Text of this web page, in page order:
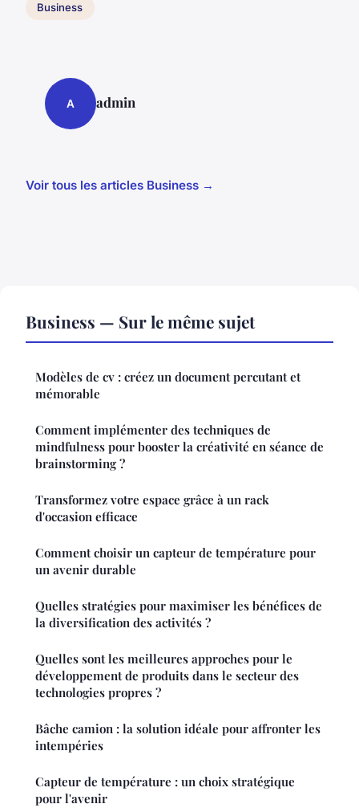
Business
A admin
Voir tous les articles Business →
Business — Sur le même sujet
Modèles de cv : créez un document percutant et
mémorable
Comment implémenter des techniques de
mindfulness pour booster la créativité en séance de
brainstorming ?
Transformez votre espace grâce à un rack
d'occasion efficace
Comment choisir un capteur de température pour
un avenir durable
Quelles stratégies pour maximiser les bénéfices de
la diversification des activités ?
Quelles sont les meilleures approches pour le
développement de produits dans le secteur des
technologies propres ?
Bâche camion : la solution idéale pour affronter les
intempéries
Capteur de température : un choix stratégique
pour l'avenir